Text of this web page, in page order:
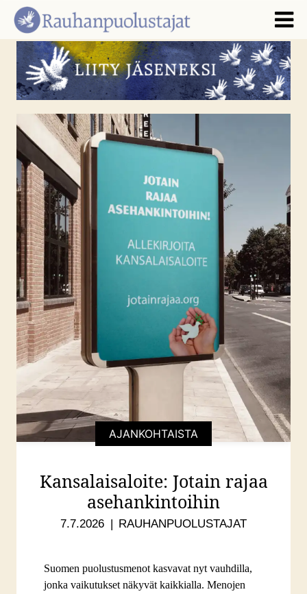
AJANKOHTAISTA
Kansalaisaloite: Jotain rajaa
asehankintoihin
RAUHANPUOLUSTAJAT
7.7.2026
Suomen puolustusmenot kasvavat nyt vauhdilla,
jonka vaikutukset näkyvät kaikkialla. Menojen